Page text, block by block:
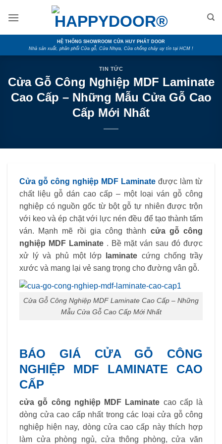
HỆ THỐNG SHOWROOM CỬA HUY PHÁT DOOR
Nhà sản xuất, phân phối Cửa gỗ, Cửa Nhựa, Cửa chống cháy uy tín tại HCM !
TIN TỨC
Cửa Gỗ Công Nghiệp MDF Laminate
Cao Cấp – Những Mẫu Cửa Gỗ Cao
Cấp Mới Nhất
Cửa gỗ công nghiệp MDF Laminate được làm từ
chất liệu gỗ dán cao cấp – một loại ván gỗ công
nghiệp có nguồn gốc từ bột gỗ tự nhiên được trộn
với keo và ép chặt với lực nén đều để tạo thành tấm
ván. Mạnh mẽ rồi gia công thành cửa gỗ công
nghiệp MDF Laminate. Bề mặt ván sau đó được
xử lý và phủ một lớp
laminate cứng chống trầy
xước và mang lại vẻ sang trọng cho đường vân gỗ.
Cửa Gỗ Công Nghiệp MDF Laminate Cao Cấp – Những
Mẫu Cửa Gỗ Cao Cấp Mới Nhất
BÁO GIÁ CỬA GỖ CÔNG
NGHIỆP MDF LAMINATE CAO
CẤP
cửa gỗ công nghiệp MDF Laminate cao cấp là
dòng cửa cao cấp nhất trong các loại cửa gỗ công
nghiệp hiện nay, dòng cửa cao cấp này thích hợp
làm cửa phòng ngủ, cửa thông phòng, cửa văn